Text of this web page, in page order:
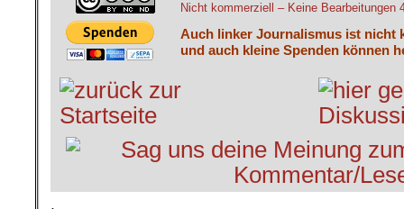
Nicht kommerziell – Keine Bearbeitungen
Auch linker Journalismus ist nicht
und auch kleine Spenden können